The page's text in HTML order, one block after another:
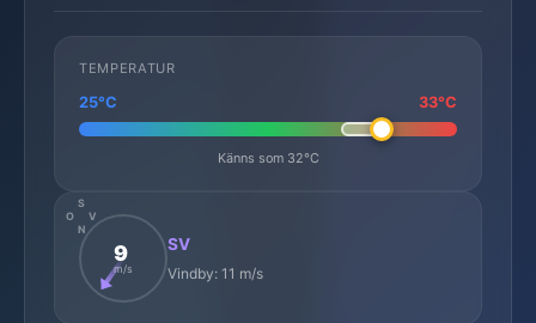
TEMPERATUR
25°C 33°C
Känns som 32°C
N
S
O
V
9
m/s
SV
Vindby: 11 m/s